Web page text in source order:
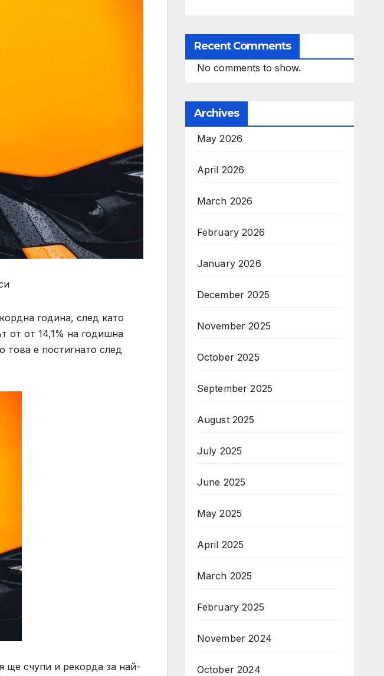
година, след като
от от 14,1% на годишна
това е постигнато след
ще счупи и рекорда за най-
Recent Comments
No comments to show.
Archives
May 2026
April 2026
March 2026
February 2026
January 2026
December 2025
November 2025
October 2025
September 2025
August 2025
July 2025
June 2025
May 2025
April 2025
March 2025
February 2025
November 2024
October 2024